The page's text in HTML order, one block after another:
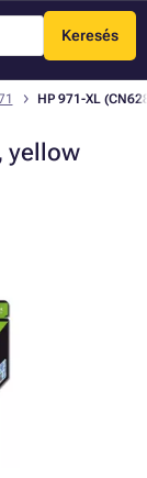
Keresés
Menü
HP 971-XL
yellow